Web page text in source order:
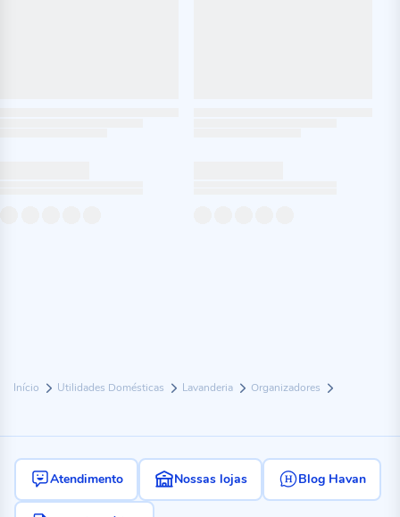
Início Utilidades Domésticas Lavanderia Organizadores
Atendimento Nossas lojas Blog Havan